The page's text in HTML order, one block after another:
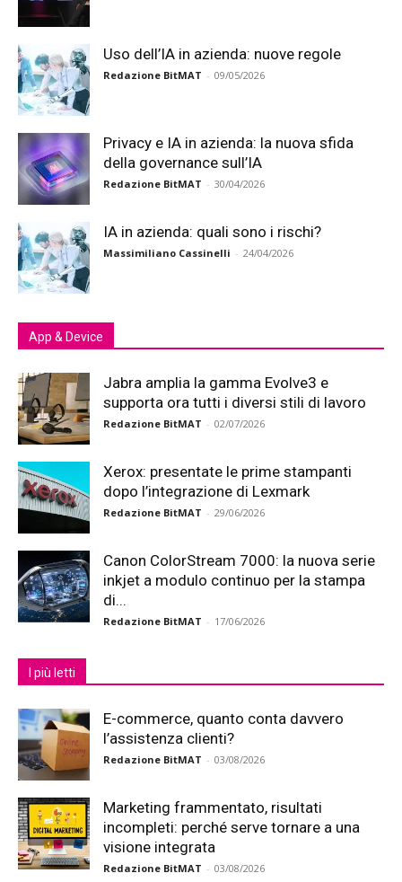
Uso dell’IA in azienda: nuove regole
Redazione BitMAT - 09/05/2026
Privacy e IA in azienda: la nuova sfida
della governance sull’IA
Redazione BitMAT - 30/04/2026
IA in azienda: quali sono i rischi?
Massimiliano Cassinelli - 24/04/2026
App & Device
Jabra amplia la gamma Evolve3 e
supporta ora tutti i diversi stili di lavoro
Redazione BitMAT - 02/07/2026
Xerox: presentate le prime stampanti
dopo l’integrazione di Lexmark
Redazione BitMAT - 29/06/2026
Canon ColorStream 7000: la nuova serie
inkjet a modulo continuo per la stampa
di...
Redazione BitMAT - 17/06/2026
I più letti
E-commerce, quanto conta davvero
l’assistenza clienti?
Redazione BitMAT - 03/08/2026
Marketing frammentato, risultati
incompleti: perché serve tornare a una
visione integrata
Redazione BitMAT - 03/08/2026